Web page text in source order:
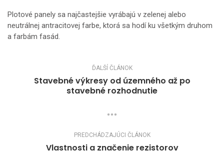
Plotové panely sa najčastejšie vyrábajú v zelenej alebo
neutrálnej antracitovej farbe, ktorá sa hodí ku všetkým druhom
a farbám fasád.
ĎALŠÍ ČLÁNOK
Stavebné výkresy od územného až po
stavebné rozhodnutie
PREDCHÁDZAJÚCI ČLÁNOK
Vlastnosti a značenie rezistorov